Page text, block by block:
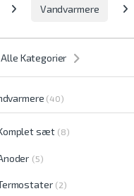
Vandvarmere
Kategorier
(40)
sæt (8)
(5)
(2)